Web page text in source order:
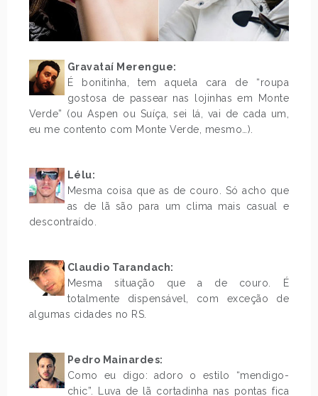
Gravataí Merengue:
É bonitinha, tem aquela cara de “roupa
gostosa de passear nas lojinhas em Monte
Verde” (ou Aspen ou Suíça, sei lá, vai de cada um,
eu me contento com Monte Verde, mesmo…).
Lélu:
Mesma coisa que as de couro. Só acho que
as de lã são para um clima mais casual e
descontraído.
Claudio Tarandach:
Mesma situação que a de couro. É
totalmente dispensável, com exceção de
algumas cidades no RS.
Pedro Mainardes:
Como eu digo: adoro o estilo “mendigo-
chic”. Luva de lã cortadinha nas pontas fica